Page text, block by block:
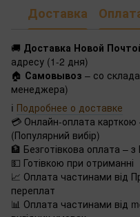
Доставка
🚚 Доставка Новой
адресу (1-2 дня)
🏠 Самовывоз – со
менеджера)
ℹ️ Подробнее о доставке
💳 Онлайн-оплата карткою
(Популярний вибір)
🏦 Безготівкова оплата –
💵 Готівкою при отриманні
📈 Оплата частинами від
переплат
📊 Оплата частинами від